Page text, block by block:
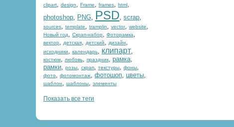
clipart, design, Frame, frames, html,
photoshop, PNG, PSD, scrap,
sources, template, tramplin, vector, website,
Новый год, Скрап-набор, Фоторамка,
вектор, детская, детский, дизайн,
исходники, календарь, клипарт,
костюм, любовь, праздник, рамка,
рамки, розы, скрап, текстуры, фоны,
фото, фотомонтаж, фотошоп, цветы,
шаблон, шаблоны, элементы
Показать все теги